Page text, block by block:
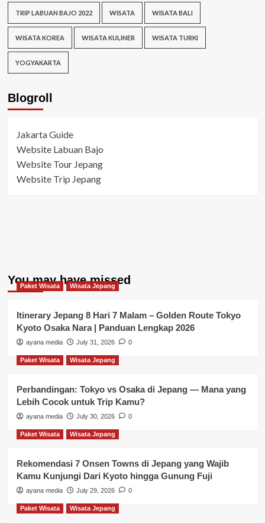
TRIP LABUAN BAJO 2022 WISATA WISATA BALI
WISATA KOREA WISATA KULINER WISATA TURKI
YOGYAKARTA
Blogroll
Jakarta Guide
Website Labuan Bajo
Website Tour Jepang
Website Trip Jepang
You may have missed
Paket Wisata Wisata Jepang
Itinerary Jepang 8 Hari 7 Malam – Golden Route Tokyo
Kyoto Osaka Nara | Panduan Lengkap 2026
ayana media July 31, 2026 0
Paket Wisata Wisata Jepang
Perbandingan: Tokyo vs Osaka di Jepang — Mana yang
Lebih Cocok untuk Trip Kamu?
ayana media July 30, 2026 0
Paket Wisata Wisata Jepang
Rekomendasi 7 Onsen Towns di Jepang yang Wajib
Kamu Kunjungi Dari Kyoto hingga Gunung Fuji
ayana media July 29, 2026 0
Paket Wisata Wisata Jepang